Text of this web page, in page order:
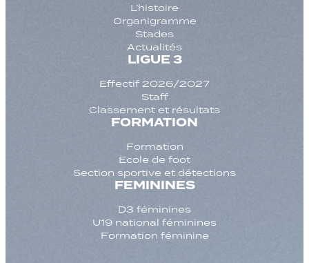
L’histoire
Organigramme
Stades
Actualités
LIGUE 3
Effectif 2026/2027
Staff
Classement et résultats
FORMATION
Formation
Ecole de foot
Section sportive et détections
FEMININES
D3 féminines
U19 national féminines
Formation féminine